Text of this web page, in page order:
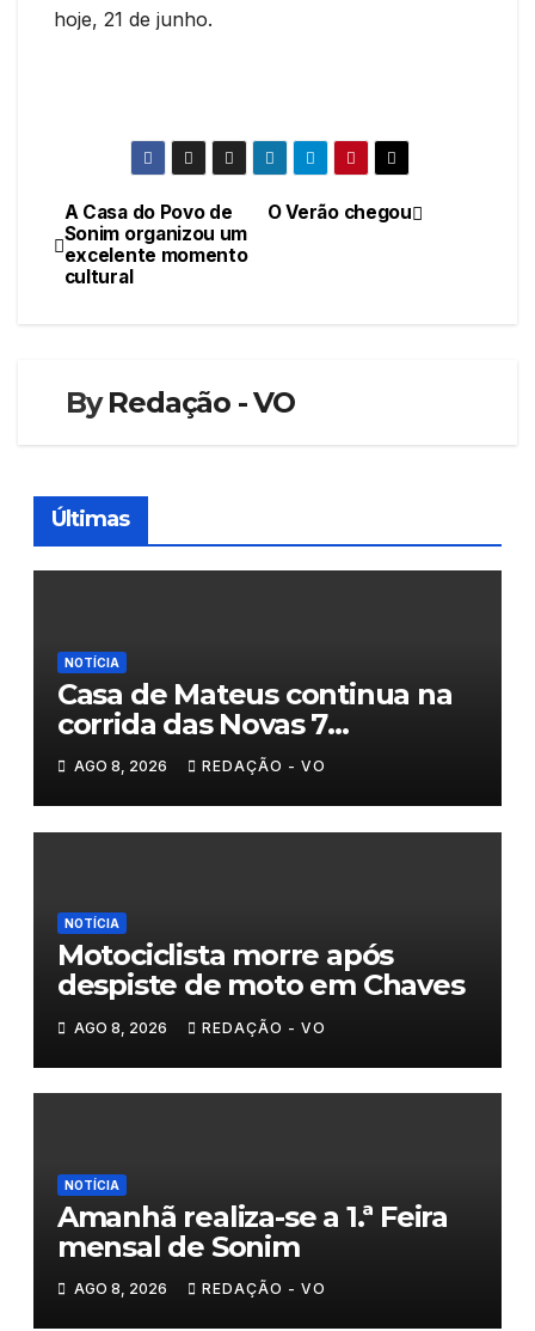
hoje, 21 de junho.
Navegação
de
O Verão chegou
A Casa do Povo de
Sonim organizou um
excelente momento
cultural
ByRedação - VO
Últimas
NOTÍCIA
Casa de Mateus continua na
corrida das Novas 7
Maravilhas de Portugal
AGO 8, 2026 REDAÇÃO - VO
NOTÍCIA
Motociclista morre após
despiste de moto em Chaves
AGO 8, 2026 REDAÇÃO - VO
NOTÍCIA
Amanhã realiza-se a 1.ª Feira
mensal de Sonim
AGO 8, 2026 REDAÇÃO - VO